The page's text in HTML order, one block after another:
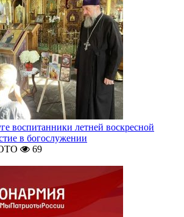
воспитанники летней воскресной
в богослужении
69